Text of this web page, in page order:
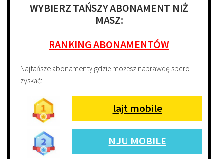
WYBIERZ TAŃSZY ABONAMENT NIŻ
MASZ:
RANKING ABONAMENTÓW
Najtańsze abonamenty gdzie możesz naprawdę sporo
zyskać:
lajt mobile
NJU MOBILE